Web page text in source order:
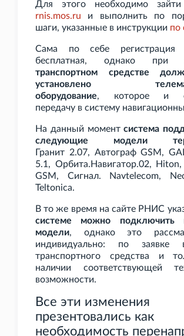
Для этого необходимо
rnis.mos.ru и выполнить по
шаги, указанные в инструкции по
Сама по себе
бесплатная, однако
транспортном средстве
установлено
оборудование, которое и
передачу в систему
На данный моментсистема
следующие модели
Гранит 2.07, Автограф GSM,
5.1, Орбита.Навигатор.02,
GSM, Сигнал. Navtelecom,
Teltonica.
В то же время на сайте РНИС
системе можно подключить
модели, однако это
индивидуально: по заявке
транспортного средства и
наличии соответствующей
возможности.
Все эти изменения
презентовались как
необходимость